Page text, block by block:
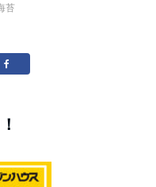
苔